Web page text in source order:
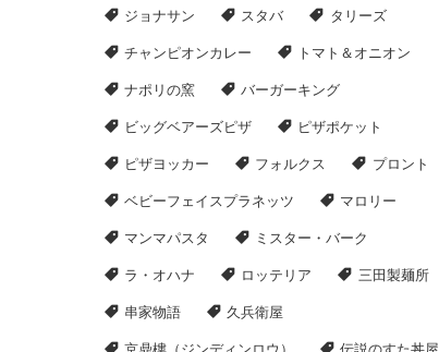
ジョナサン スタバ タリーズ
チャンピオンカレー トマト＆オニオン
ナポリの窯 バーガーキング
ビッグベアーズピザ ピザポケット
ピザヨッカー フォルクス プロント
ベビーフェイスプラネッツ マロリー
マンマパスタ ミスター・バーク
ラ・オハナ ロッテリア 三田製麺所
串家物語 久兵衛屋